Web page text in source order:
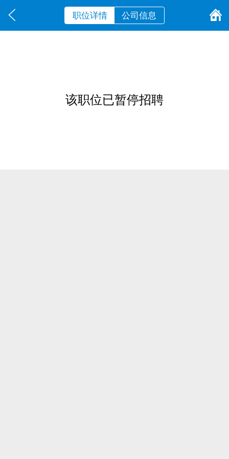
职位详情 公司信息
该职位已暂停招聘